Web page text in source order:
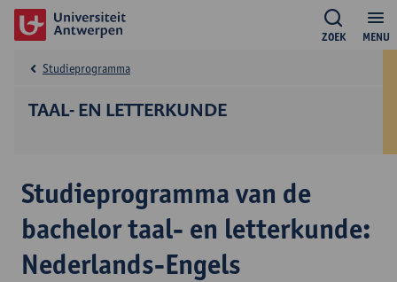
MENU
ZOEK
TAAL- EN LETTERKUNDE
Studieprogramma
Studieprogramma van de
bachelor taal- en letterkunde:
Nederlands-Engels